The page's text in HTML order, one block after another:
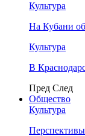
Культура
На Кубани
Культура
В
Пред След
Общество
Культура
Перспективы